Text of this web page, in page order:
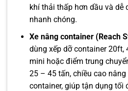
khí thải thấp hơn dầu và dễ
nhanh chóng.
Xe nâng container (Reach
dùng xếp dỡ container 20ft,
mini hoặc điểm trung
25 – 45 tấn, chiều cao
container, giúp tận dụng tối